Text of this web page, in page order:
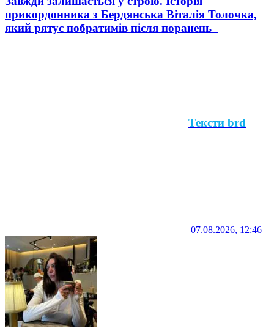
прикордонника з Бердянська Віталія Толочка,
який рятує побратимів після поранень
Тексти brd
07.08.2026, 12:46